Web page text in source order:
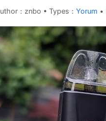
uthor：znbo • Types： Yorum •